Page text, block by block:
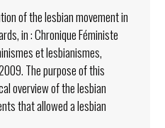
of the lesbian movement in
in : Chronique Féministe
et lesbianismes,
The purpose of this
overview of the lesbian
that allowed a lesbian